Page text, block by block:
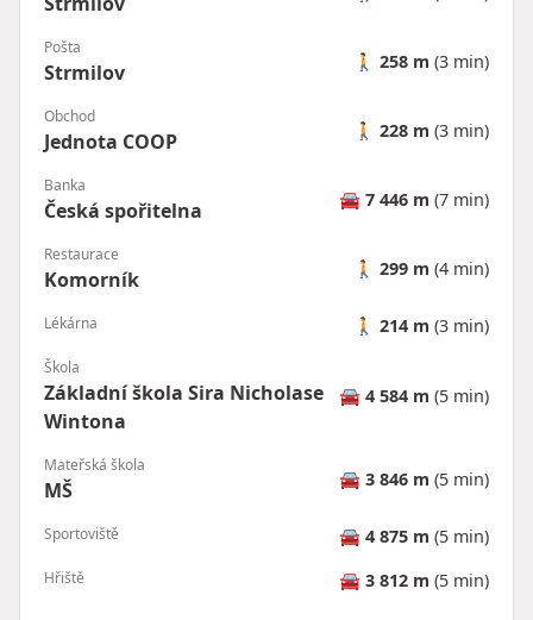
Pošta
Strmilov 🚶 258 m (3 min)
Obchod
Jednota COOP 🚶 228 m (3 min)
Banka
Česká spořitelna 🚘 7 446 m (7 min)
Restaurace
Komorník 🚶 299 m (4 min)
Lékárna 🚶 214 m (3 min)
Škola
Základní škola Sira Nicholase
Wintona
🚘 4 584 m (5 min)
Mateřská škola
MŠ 🚘 3 846 m (5 min)
Sportoviště 🚘 4 875 m (5 min)
Hřiště 🚘 3 812 m (5 min)